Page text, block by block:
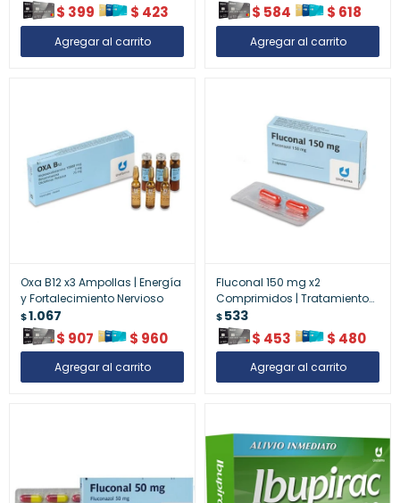
$ 399 $ 423 $ 584 $ 618
Oxa B12 x3 Ampollas | Energía
y Fortalecimiento Nervioso
$1.067
$ 907 $ 960
Fluconal 150 mg x2
Comprimidos | Tratamiento
Antifúngico de Alta Potencia
$533
$ 453 $ 480